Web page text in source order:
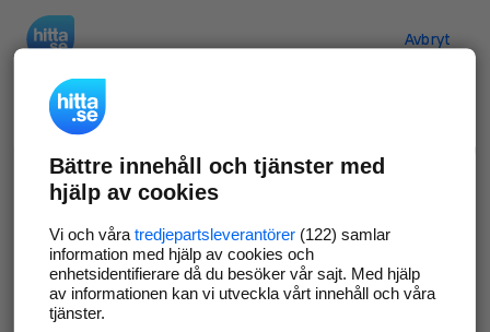
Avbryt
Verifiera ditt företag
Gör som 69 549företag
företagssida på hitta.se och syns bättre mot
kunder i ditt närområde. Helt kostnadsfritt.
Uppdatera din företagsinformation
Bättre innehåll och tjänster med
hjälp av cookies
Vi och våra tredjepartsleverantörer(122) samlar
information med hjälp av cookies och
enhetsidentifierare då du besöker vår sajt. Med hjälp
av informationen kan vi utveckla vårt innehåll och våra
tjänster.